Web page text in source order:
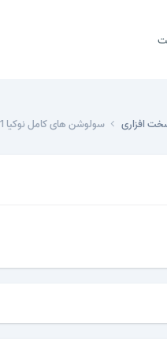
افزاری سولوشن های کامل نوکیا 311